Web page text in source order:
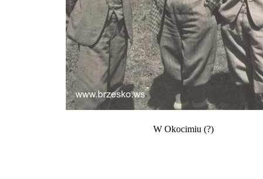
W Okocimiu (?)